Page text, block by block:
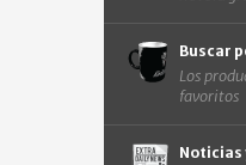
Buscar
Los
favoritos